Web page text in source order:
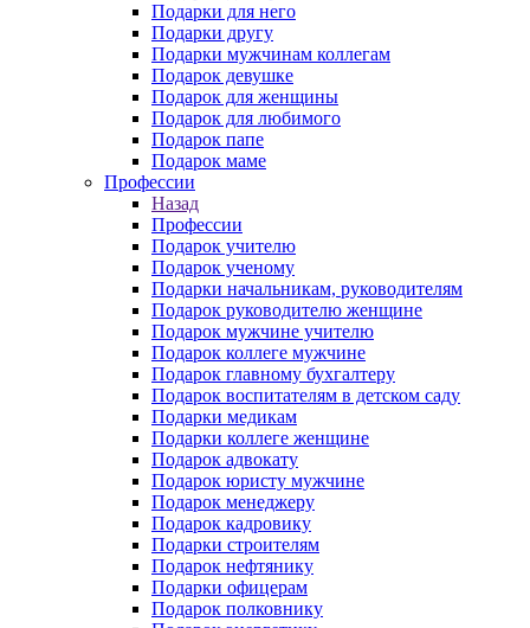
Подарки для него
Подарки другу
Подарки мужчинам коллегам
Подарок девушке
Подарок для женщины
Подарок для любимого
Подарок папе
Подарок маме
Профессии
Назад
Профессии
Подарок учителю
Подарок ученому
Подарки начальникам, руководителям
Подарок руководителю женщине
Подарок мужчине учителю
Подарок коллеге мужчине
Подарок главному бухгалтеру
Подарок воспитателям в детском саду
Подарки медикам
Подарки коллеге женщине
Подарок адвокату
Подарок юристу мужчине
Подарок менеджеру
Подарок кадровику
Подарки строителям
Подарок нефтянику
Подарки офицерам
Подарок полковнику